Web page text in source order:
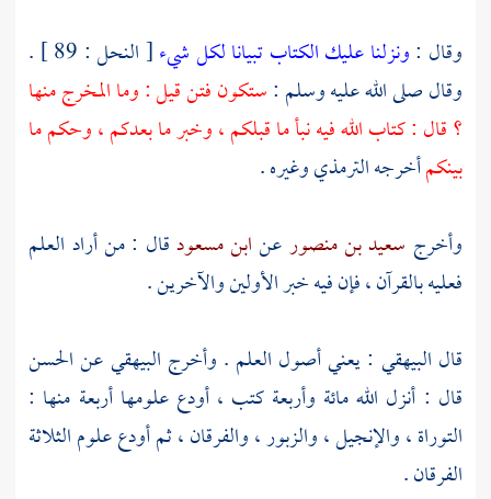
وقال :ونزلنا عليك الكتاب تبيانا لكل شيء
[ النحل : 89 ] .
وقال صلى الله عليه وسلم :ستكون فتن قيل : وما المخرج منها
؟ قال : كتاب الله فيه نبأ ما قبلكم ، وخبر ما بعدكم ، وحكم ما
بينكمأخرجهالترمذيوغيره .
وأخرج سعيد بن منصورعنابن مسعودقال : من أراد العلم
فعليه بالقرآن ، فإن فيه خبر الأولين والآخرين .
قال البيهقي : يعني أصول العلم . وأخرج البيهقيعنالحسن
قال : أنزل الله مائة وأربعة كتب ، أودع علومها أربعة منها :
التوراة ، والإنجيل ، والزبور ، والفرقان ، ثم أودع علوم الثلاثة
الفرقان .